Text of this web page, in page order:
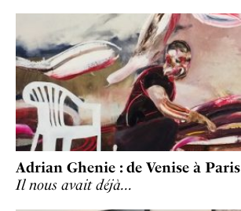
Adrian Ghenie : de Venise à Paris
Il nous avait déjà…